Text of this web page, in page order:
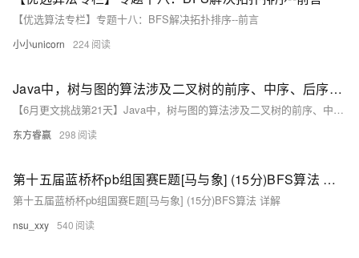
【优选算法专栏】专题十八：BFS解决拓扑排序--前言
小小unicorn 224
Java中，树与图的算法涉及二叉树的前序、中序、后序遍历以及DFS和BFS搜索。
【6月更文挑战第21天】Java中，树与图的算法涉及二叉树的前序、中序、后序遍历以及DFS和BFS搜索。二叉树遍历通过访问根、左、右子节点实现。DFS采用递归遍历图的节点，而BFS利用队列按层次访问。以下是简化的代码片段：[Java代码略]
东方睿赢 298
第十五届蓝桥杯pb组国赛E题[马与象] (15分)BFS算法 详解
第十五届蓝桥杯pb组国赛E题[马与象] (15分)BFS算法 详解
nsu_xxy 540